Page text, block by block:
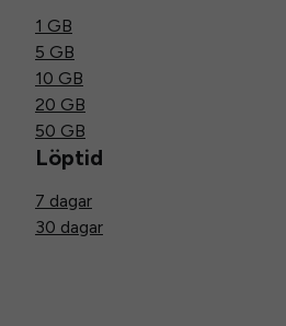
1 GB
5 GB
10 GB
20 GB
50 GB
Löptid
7 dagar
30 dagar